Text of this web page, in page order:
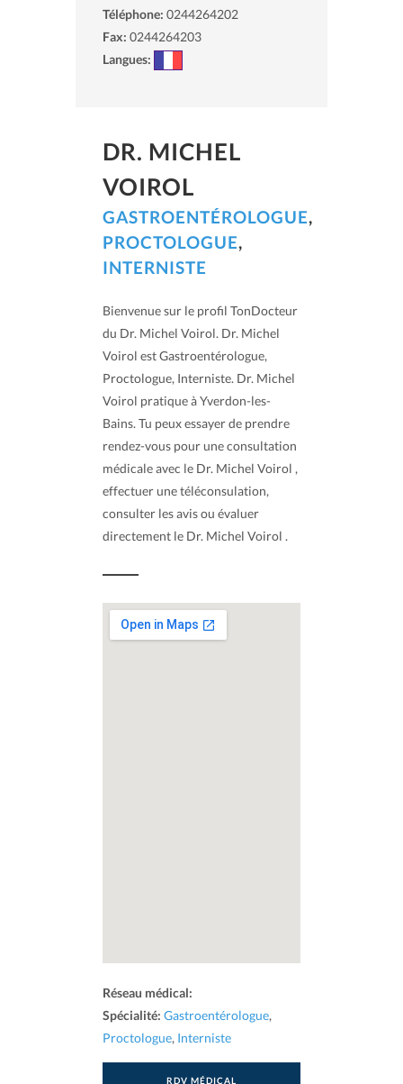
Téléphone: 0244264202
Fax: 0244264203
Langues:
DR. MICHEL
VOIROL
GASTROENTÉROLOGUE,
PROCTOLOGUE,
INTERNISTE
Bienvenue sur le profil TonDocteur
du Dr. Michel Voirol. Dr. Michel
Voirol est Gastroentérologue,
Proctologue, Interniste. Dr. Michel
Voirol pratique à Yverdon-les-
Bains. Tu peux essayer de prendre
rendez-vous pour une consultation
médicale avec le Dr. Michel Voirol ,
effectuer une téléconsulation,
consulter les avis ou évaluer
directement le Dr. Michel Voirol .
Réseau médical:
Spécialité: Gastroentérologue,
Proctologue, Interniste
RDV MÉDICAL